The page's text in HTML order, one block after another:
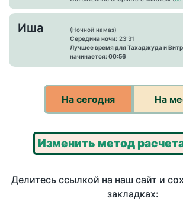
Иша
(Ночной намаз)
Середина ночи: 23:31
Лучшее время для Тахаджуда и
начинается: 00:56
На сегодня На
Изменить метод
Делитесь ссылкой на наш сайт и
закладках: